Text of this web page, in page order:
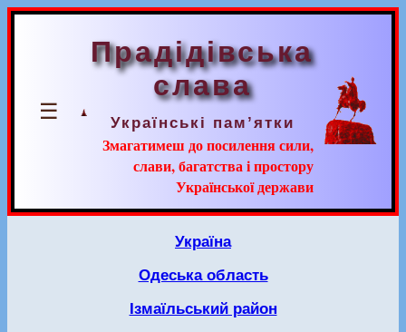
☰
Прадідівська
слава
Українські пам’ятки
Змагатимеш до посилення сили,
слави, багатства і простору
Української держави
Україна
Одеська область
Ізмаїльський район